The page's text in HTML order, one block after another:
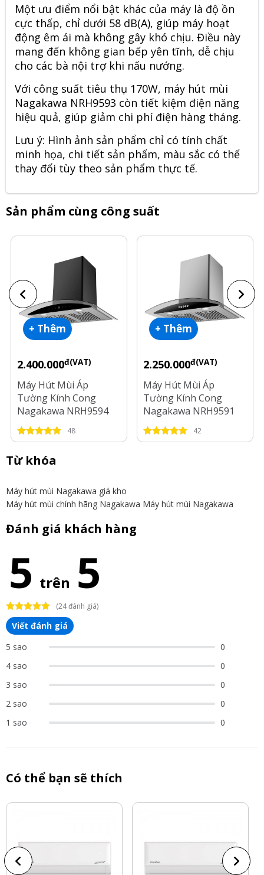
Một ưu điểm nổi bật khác của máy là độ ồn
cực thấp, chỉ dưới 58 dB(A), giúp máy hoạt
động êm ái mà không gây khó chịu. Điều này
mang đến không gian bếp yên tĩnh, dễ chịu
cho các bà nội trợ khi nấu nướng.
Với công suất tiêu thụ 170W, máy hút mùi
Nagakawa NRH9593 còn tiết kiệm điện năng
hiệu quả, giúp giảm chi phí điện hàng tháng.
Lưu ý: Hình ảnh sản phẩm chỉ có tính chất
minh họa, chi tiết sản phẩm, màu sắc có thể
thay đổi tùy theo sản phẩm thực tế.
Sản phẩm cùng công suất
+ Thêm
2.400.000đ(VAT)
Máy Hút Mùi Áp
Tường Kính Cong
Nagakawa NRH9594
48
+ Thêm
2.250.000đ(VAT)
Máy Hút Mùi Áp
Tường Kính Cong
Nagakawa NRH9591
42
Từ khóa
Máy hút mùi Nagakawa giá kho
Máy hút mùi chính hãng Nagakawa Máy hút mùi Nagakawa
Đánh giá khách hàng
5 trên 5
(24 đánh giá)
Viết đánh giá
5 sao
0
4 sao
0
3 sao
0
2 sao
0
1 sao
0
Có thể bạn sẽ thích